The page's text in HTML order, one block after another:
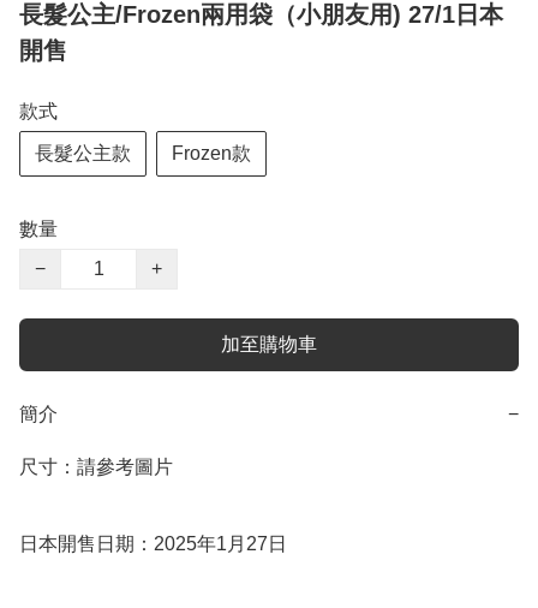
長髮公主/Frozen兩用袋（小朋友用) 27/1日本
開售
款式
長髮公主款 Frozen款
數量
−
+
加至購物車
簡介 −
尺寸：請參考圖片
日本開售日期：2025年1月27日